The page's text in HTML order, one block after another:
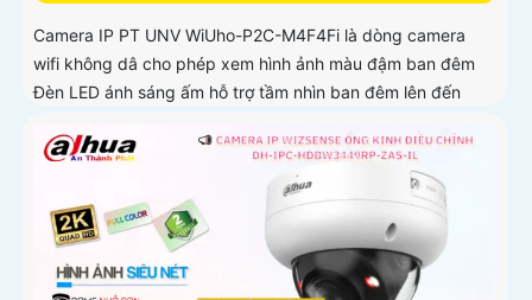
Camera IP PT UNV WiUho-P2C-M4F4Fi là dòng camera
wifi không dâ cho phép xem hình ảnh màu đậm ban đêm
Đèn LED ánh sáng ấm hỗ trợ tầm nhìn ban đêm lên đến